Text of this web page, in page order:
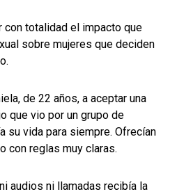
con totalidad el impacto que
sobre mujeres que deciden
de 22 años, a aceptar una
que vio por un grupo de
su vida para siempre. Ofrecían
con reglas muy claras.
audios ni llamadas recibía la